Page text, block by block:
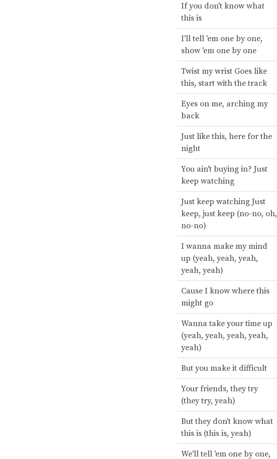
If you don't know what
this is
I'll tell 'em one by one,
show 'em one by one
Twist my wrist Goes like
this, start with the track
Eyes on me, arching my
back
Just like this, here for the
night
You ain't buying in? Just
keep watching
Just keep watching Just
keep, just keep (no-no, oh,
no-no)
I wanna make my mind
up (yeah, yeah, yeah,
yeah, yeah)
Cause I know where this
might go
Wanna take your time up
(yeah, yeah, yeah, yeah,
yeah)
But you make it difficult
Your friends, they try
(they try, yeah)
But they don't know what
this is (this is, yeah)
We'll tell 'em one by one,